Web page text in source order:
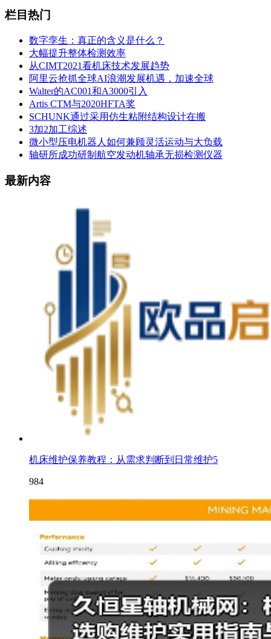
栏目热门
数字孪生：真正的含义是什么？
大幅提升整体检测效率
从CIMT2021看机床技术发展趋势
阿里云抢抓全球AI浪潮发展机遇，加速全球
Walter的AC001和A3000引入
Artis CTM与2020HFTA奖
SCHUNK通过采用仿生粘附结构设计在搬
3加2加工综述
微小型压电机器人如何兼顾灵活运动与大负载
轴研所成功研制航空发动机轴承无损检测仪器
最新内容
机床维护保养教程：从需求判断到日常维护5
984